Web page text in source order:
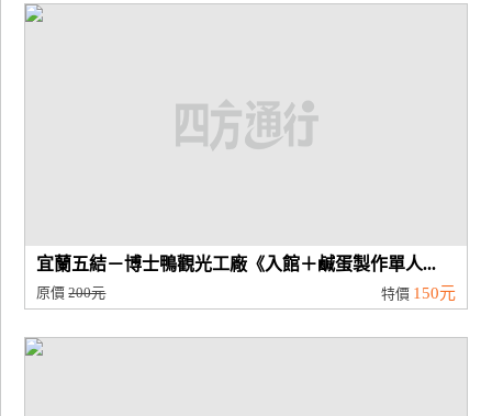
宜蘭五結－博士鴨觀光工廠《入館＋鹹蛋製作單人...
原價200元 特價 150元